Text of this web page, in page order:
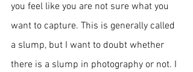
you feel like you are not sure what you
want to capture. This is generally called
a slump, but I want to doubt whether
there is a slump in photography or not. I